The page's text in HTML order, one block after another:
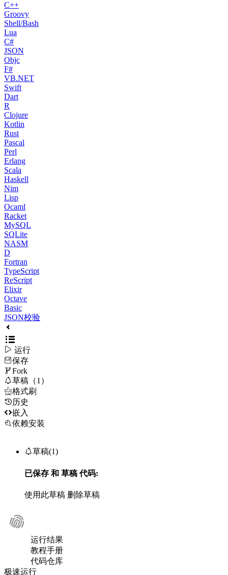
C++
Groovy
Shell/Bash
Lua
C#
JSON
Objc
F#
VB.NET
Swift
Dart
R
Clojure
Kotlin
Rust
Pascal
Perl
Erlang
Scala
Haskell
Nim
Lisp
Ocaml
Racket
MySQL
SQLite
NASM
D
Fortran
TypeScript
ReScript
Elixir
Octave
Basic
JSON校验
 运行
保存
Fork
草稿（1）
格式刷
历史
嵌入
依赖安装
草稿(1)
已保存 和 草稿代码:
使用此草稿 删除草稿
运行结果
教程手册
代码仓库
极速运行